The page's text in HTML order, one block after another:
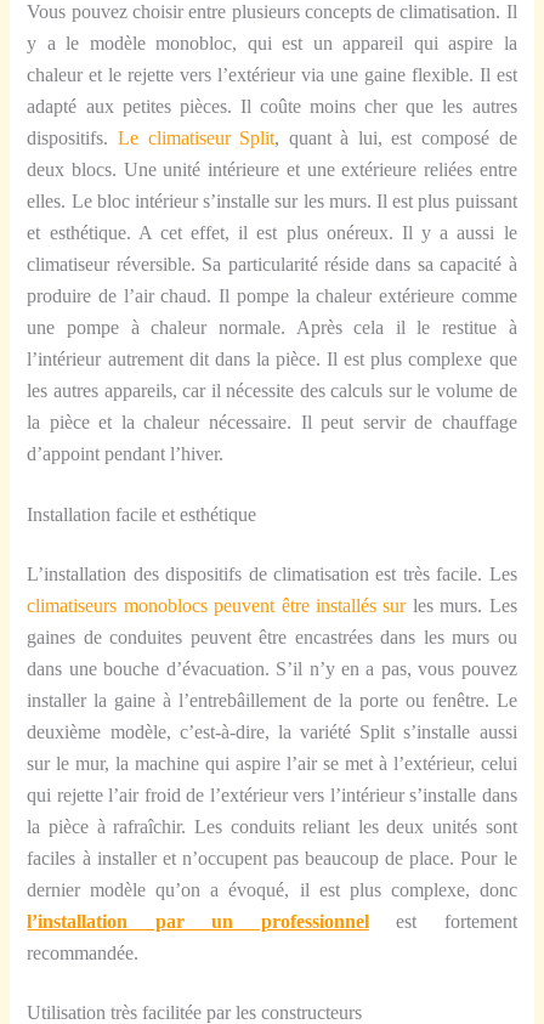
Vous pouvez choisir entre plusieurs concepts de climatisation. Il
y a le modèle monobloc, qui est un appareil qui aspire la
chaleur et le rejette vers l’extérieur via une gaine flexible. Il est
adapté aux petites pièces. Il coûte moins cher que les autres
dispositifs.Le climatiseur Split, quant à lui, est composé de
deux blocs. Une unité intérieure et une extérieure reliées entre
elles. Le bloc intérieur s’installe sur les murs. Il est plus puissant
et esthétique. A cet effet, il est plus onéreux. Il y a aussi le
climatiseur réversible. Sa particularité réside dans sa capacité à
produire de l’air chaud. Il pompe la chaleur extérieure comme
une pompe à chaleur normale. Après cela il le restitue à
l’intérieur autrement dit dans la pièce. Il est plus complexe que
les autres appareils, car il nécessite des calculs sur le volume de
la pièce et la chaleur nécessaire. Il peut servir de chauffage
d’appoint pendant l’hiver.
Installation facile et esthétique
L’installation des dispositifs de climatisation est très facile. Les
climatiseurs monoblocs peuvent être installés surles murs. Les
gaines de conduites peuvent être encastrées dans les murs ou
dans une bouche d’évacuation. S’il n’y en a pas, vous pouvez
installer la gaine à l’entrebâillement de la porte ou fenêtre. Le
deuxième modèle, c’est-à-dire, la variété Split s’installe aussi
sur le mur, la machine qui aspire l’air se met à l’extérieur, celui
qui rejette l’air froid de l’extérieur vers l’intérieur s’installe dans
la pièce à rafraîchir. Les conduits reliant les deux unités sont
faciles à installer et n’occupent pas beaucoup de place. Pour le
dernier modèle qu’on a évoqué, il est plus complexe, donc
l’installation par un professionnelest fortement
recommandée.
Utilisation très facilitée par les constructeurs